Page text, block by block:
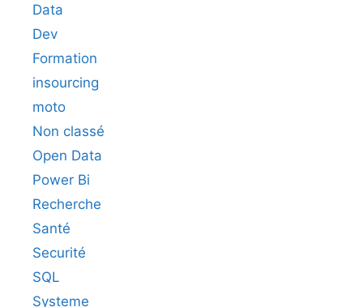
Data
Dev
Formation
insourcing
moto
Non classé
Open Data
Power Bi
Recherche
Santé
Securité
SQL
Systeme